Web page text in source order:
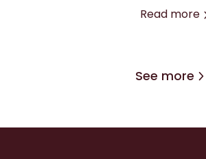
Read more
See more